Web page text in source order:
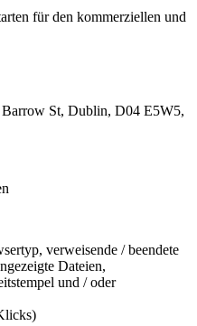
für den kommerziellen und
St, Dublin, D04 E5W5,
verweisende / beendete
Dateien,
und / oder